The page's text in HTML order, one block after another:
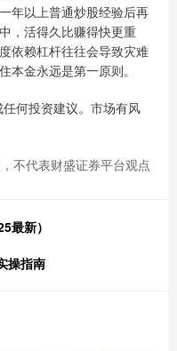
年以上普通炒股经验后再
，活得久比赚得快更重
依赖杠杆往往会导致灾难
本金永远是第一原则。
何投资建议。市场有风
不代表财盛证券平台观点
最新）
操指南